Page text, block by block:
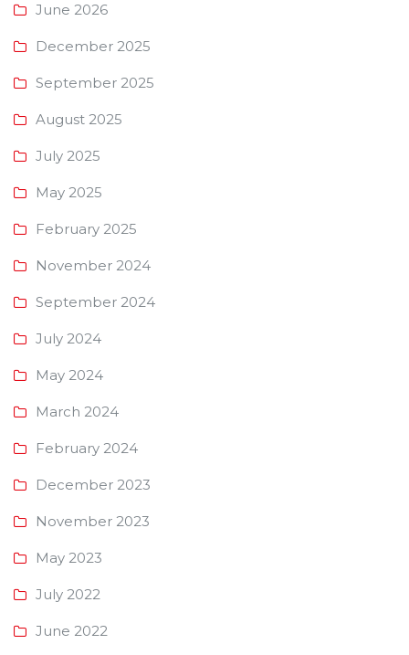
June 2026
December 2025
September 2025
August 2025
July 2025
May 2025
February 2025
November 2024
September 2024
July 2024
May 2024
March 2024
February 2024
December 2023
November 2023
May 2023
July 2022
June 2022